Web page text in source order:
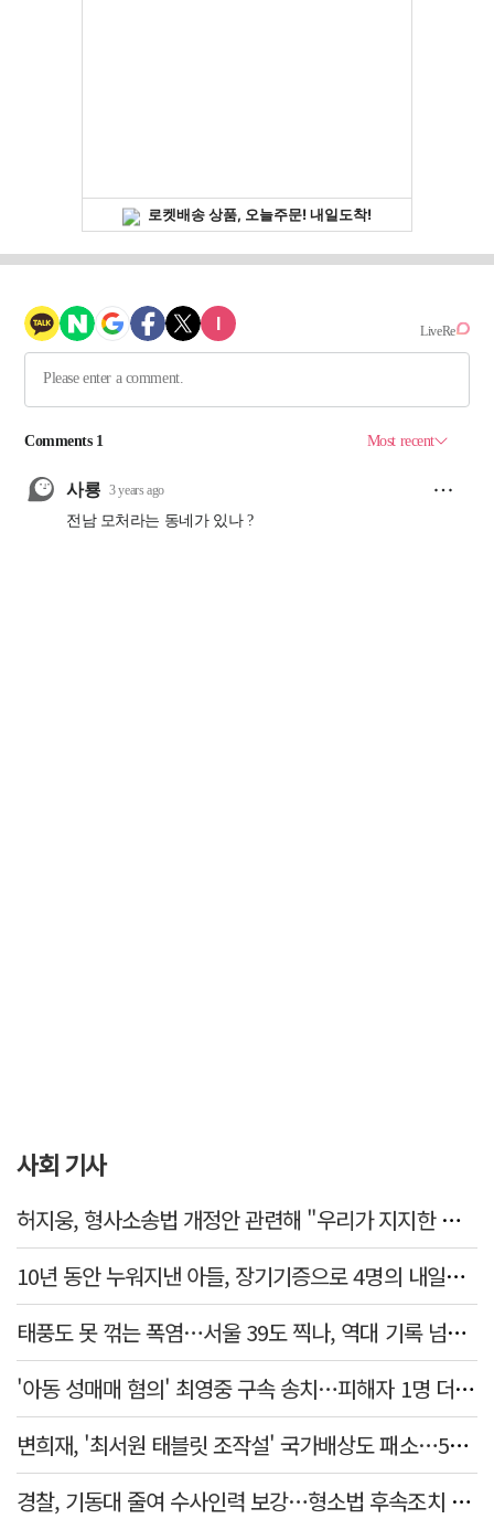
사회 기사
허지웅, 형사소송법 개정안 관련해 "우리가 지지한 인간들이 이 꼴 만들었다"
10년 동안 누워지낸 아들, 장기기증으로 4명의 내일을 밝혔다
태풍도 못 꺾는 폭염…서울 39도 찍나, 역대 기록 넘본다
'아동 성매매 혐의' 최영중 구속 송치…피해자 1명 더 있었다
변희재, '최서원 태블릿 조작설' 국가배상도 패소…5천만원 청구 기각
경찰, 기동대 줄여 수사인력 보강…형소법 후속조치 본격화